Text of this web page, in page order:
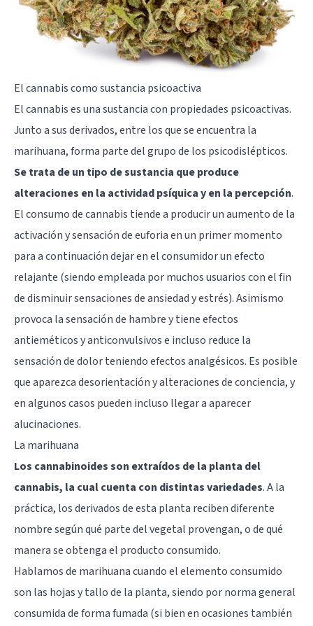
El cannabis como sustancia psicoactiva
El cannabis es una sustancia con propiedades psicoactivas.
Junto a sus derivados, entre los que se encuentra la
marihuana, forma parte del grupo de los psicodislépticos.
Se trata de un tipo de sustancia que produce
alteraciones en la actividad psíquica y en la percepción.
El consumo de cannabis tiende a producir un aumento de la
activación y sensación de euforia en un primer momento
para a continuación dejar en el consumidor un efecto
relajante (siendo empleada por muchos usuarios con el fin
de disminuir sensaciones deansiedadyestrés). Asimismo
provoca la sensación de hambre y tiene efectos
antieméticos y anticonvulsivos e incluso reduce la
sensación de dolor teniendo efectos analgésicos. Es posible
que aparezca desorientación y alteraciones de conciencia, y
en algunos casos pueden incluso llegar a aparecer
alucinaciones.
La marihuana
Los cannabinoides son extraídos de la planta del
cannabis, la cual cuenta con distintas variedades. A la
práctica, los derivados de esta planta reciben diferente
nombre según qué parte del vegetal provengan, o de qué
manera se obtenga el producto consumido.
Hablamos de marihuana cuando el elemento consumido
son las hojas y tallo de la planta, siendo por norma general
consumida de forma fumada (si bien en ocasiones también